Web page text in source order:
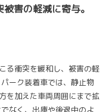
害の軽減に寄与。
る衝突を緩和し、被害の軽
ーク装着車では、静止物
を加えた車両周囲にまで拡
なく、出庫や後退中のよ